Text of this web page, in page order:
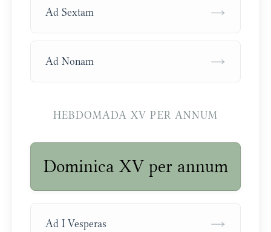
Ad Sextam →
Ad Nonam →
HEBDOMADA XV PER ANNUM
Dominica XV per annum
Ad I Vesperas →